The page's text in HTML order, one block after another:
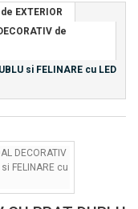
EXTERIOR
de
si FELINARE cu LED